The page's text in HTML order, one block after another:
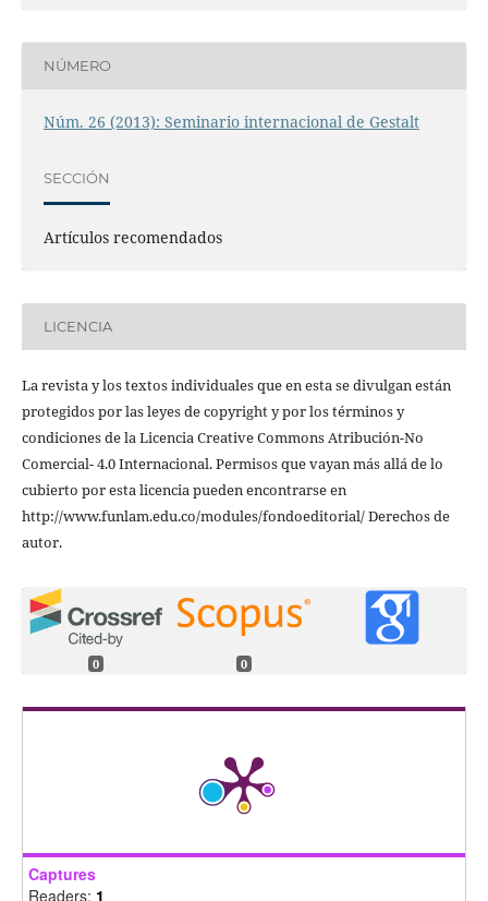
NÚMERO
Núm. 26 (2013): Seminario internacional de Gestalt
SECCIÓN
Artículos recomendados
LICENCIA
La revista y los textos individuales que en esta se divulgan están
protegidos por las leyes de copyright y por los términos y
condiciones de la Licencia Creative Commons Atribución-No
Comercial- 4.0 Internacional. Permisos que vayan más allá de lo
cubierto por esta licencia pueden encontrarse en
http://www.funlam.edu.co/modules/fondoeditorial/ Derechos de
autor.
0 0
Captures
Readers: 1